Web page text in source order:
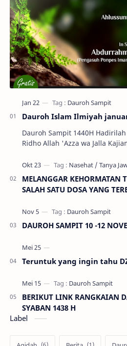
Dauroh Islam Ilmiyah
Dauroh Sampit 1440H Hadirilah ! Dengan mengharap
Ridho Allah 'Azza wa Jalla Kajian Islam Ilmiyah
MELANGGAR KEHORMATAN
SALAH SATU DOSA YANG
DAUROH SAMPIT 10 -12
Teruntuk yang ingin tahu
BERIKUT LINK RANGKAIAN
SYABAN 1438 H
Label